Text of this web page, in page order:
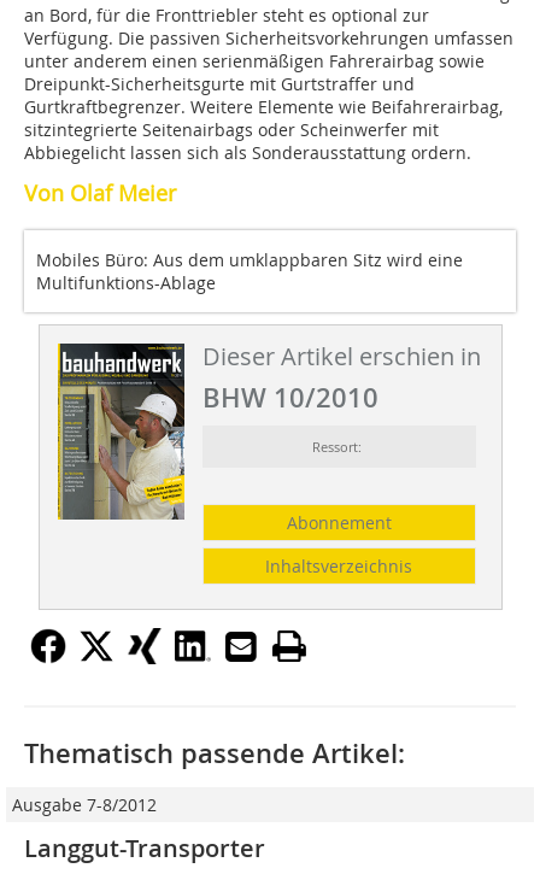
an Bord, für die Fronttriebler steht es optional zur
Verfügung. Die passiven Sicherheitsvorkehrungen umfassen
unter anderem einen serienmäßigen Fahrerairbag sowie
Dreipunkt-Sicherheitsgurte mit Gurtstraffer und
Gurtkraftbegrenzer. Weitere Elemente wie Beifahrerairbag,
sitzintegrierte Seitenairbags oder Scheinwerfer mit
Abbiegelicht lassen sich als Sonderausstattung ordern.
Von Olaf Meier
Mobiles Büro: Aus dem umklappbaren Sitz wird eine
Multifunktions-Ablage
Dieser Artikel erschien in
BHW 10/2010
Ressort:
Abonnement
Inhaltsverzeichnis
Thematisch passende Artikel:
Ausgabe 7-8/2012
Langgut-Transporter